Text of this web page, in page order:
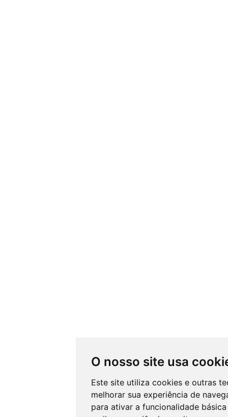
O nosso site usa
Este site utiliza cookies e outras
melhorar sua experiência de
para ativar a funcionalidade